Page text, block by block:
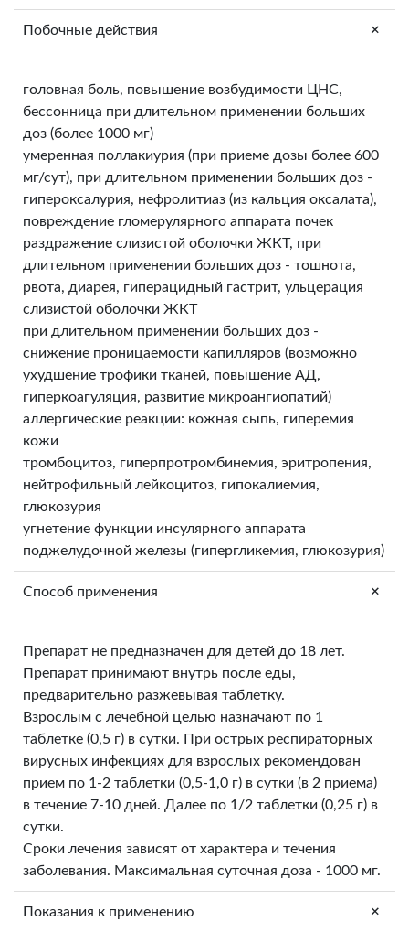
Побочные действия +
головная боль, повышение возбудимости ЦНС,
бессонница при длительном применении больших
доз (более 1000 мг)
умеренная поллакиурия (при приеме дозы более 600
мг/сут), при длительном применении больших доз -
гипероксалурия, нефролитиаз (из кальция оксалата),
повреждение гломерулярного аппарата почек
раздражение слизистой оболочки ЖКТ, при
длительном применении больших доз - тошнота,
рвота, диарея, гиперацидный гастрит, ульцерация
слизистой оболочки ЖКТ
при длительном применении больших доз -
снижение проницаемости капилляров (возможно
ухудшение трофики тканей, повышение АД,
гиперкоагуляция, развитие микроангиопатий)
аллергические реакции: кожная сыпь, гиперемия
кожи
тромбоцитоз, гиперпротромбинемия, эритропения,
нейтрофильный лейкоцитоз, гипокалиемия,
глюкозурия
угнетение функции инсулярного аппарата
поджелудочной железы (гипергликемия, глюкозурия)
Способ применения +
Препарат не предназначен для детей до 18 лет.
Препарат принимают внутрь после еды,
предварительно разжевывая таблетку.
Взрослым с лечебной целью назначают по 1
таблетке (0,5 г) в сутки. При острых респираторных
вирусных инфекциях для взрослых рекомендован
прием по 1-2 таблетки (0,5-1,0 г) в сутки (в 2 приема)
в течение 7-10 дней. Далее по 1/2 таблетки (0,25 г) в
сутки.
Сроки лечения зависят от характера и течения
заболевания. Максимальная суточная доза - 1000 мг.
Показания к применению +